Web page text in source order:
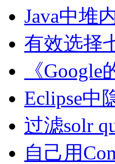
Java中堆
有效选择
《
Eclipse中
过滤solr
自己用